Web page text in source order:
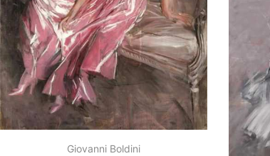
Giovanni Boldini